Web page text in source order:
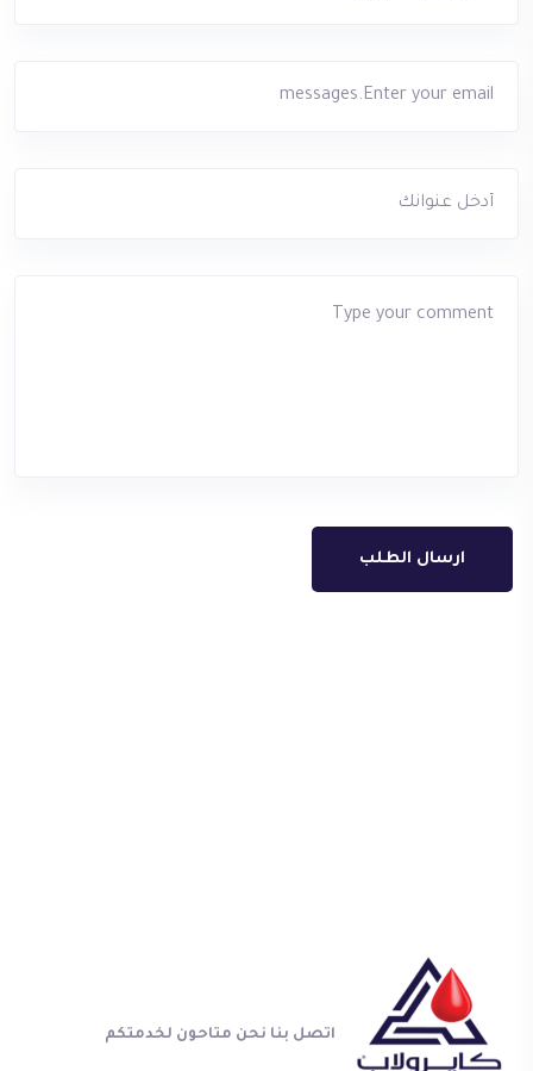
ارسال الطلب
اتصل بنا نحن متاحون لخدمتكم